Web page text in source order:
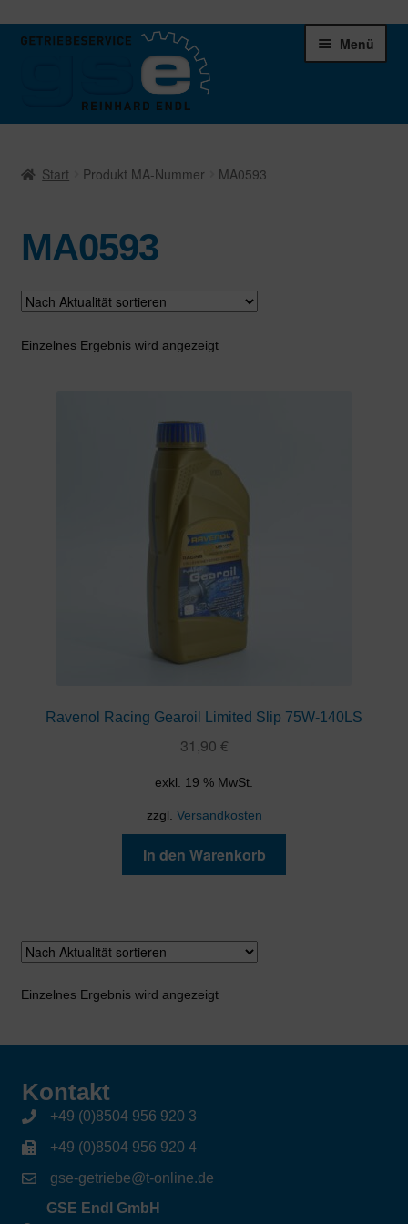
Zur
Zum
Menü
Schaltgetriebe
Verteilergetriebe
Warenkorb
Start Produkt MA-Nummer MA0593
MA0593
Einzelnes Ergebnis wird angezeigt
Ravenol Racing Gearoil Limited Slip 75W-140LS
31,90 €
exkl. 19 % MwSt.
zzgl. Versandkosten
In den Warenkorb
Einzelnes Ergebnis wird angezeigt
Kontakt
+49 (0)8504 956 920 3
+49 (0)8504 956 920 4
gse-getriebe@t-online.de
GSE Endl GmbH